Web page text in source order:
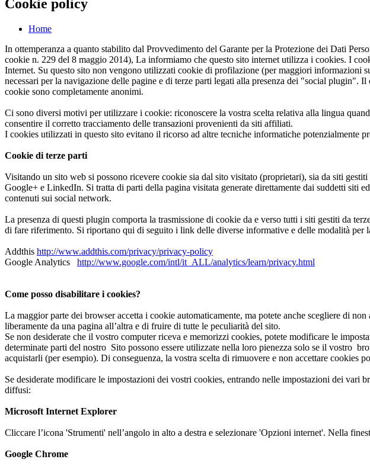
Cookie policy
Home
In ottemperanza a quanto stabilito dal Provvedimento del Garante per la Protezione dei Dati
cookie n. 229 del 8 maggio 2014), La informiamo che questo sito internet utilizza i cookies. I
Internet. Su questo sito non vengono utilizzati cookie di profilazione (per maggiori informazioni
necessari per la navigazione delle pagine e di terze parti legati alla presenza dei "social plugin".
cookie sono completamente anonimi.
Ci sono diversi motivi per utilizzare i cookie: riconoscere la vostra scelta relativa alla lingua
consentire il corretto tracciamento delle transazioni provenienti da siti affiliati.
I cookies utilizzati in questo sito evitano il ricorso ad altre tecniche informatiche potenzialmente
Cookie di terze parti
Visitando un sito web si possono ricevere cookie sia dal sito visitato (proprietari), sia da siti
Google+ e LinkedIn. Si tratta di parti della pagina visitata generate direttamente dai suddetti
contenuti sui social network.
La presenza di questi plugin comporta la trasmissione di cookie da e verso tutti i siti gestiti da
di fare riferimento. Si riportano qui di seguito i link delle diverse informative e delle modalità per
Addthis http://www.addthis.com/privacy/privacy-policy
Google Analytics http://www.google.com/intl/it_ALL/analytics/learn/privacy.html
Come posso disabilitare i cookies?
La maggior parte dei browser accetta i cookie automaticamente, ma potete anche scegliere di
liberamente da una pagina all’altra e di fruire di tutte le peculiarità del sito.
Se non desiderate che il vostro computer riceva e memorizzi cookies, potete modificare le
determinate parti del nostro Sito possono essere utilizzate nella loro pienezza solo se il vostro
acquistarli (per esempio). Di conseguenza, la vostra scelta di rimuovere e non accettare cookies
Se desiderate modificare le impostazioni dei vostri cookies, entrando nelle impostazioni dei vari
diffusi:
Microsoft Internet Explorer
Cliccare l’icona 'Strumenti' nell’angolo in alto a destra e selezionare 'Opzioni internet'. Nella
Google Chrome